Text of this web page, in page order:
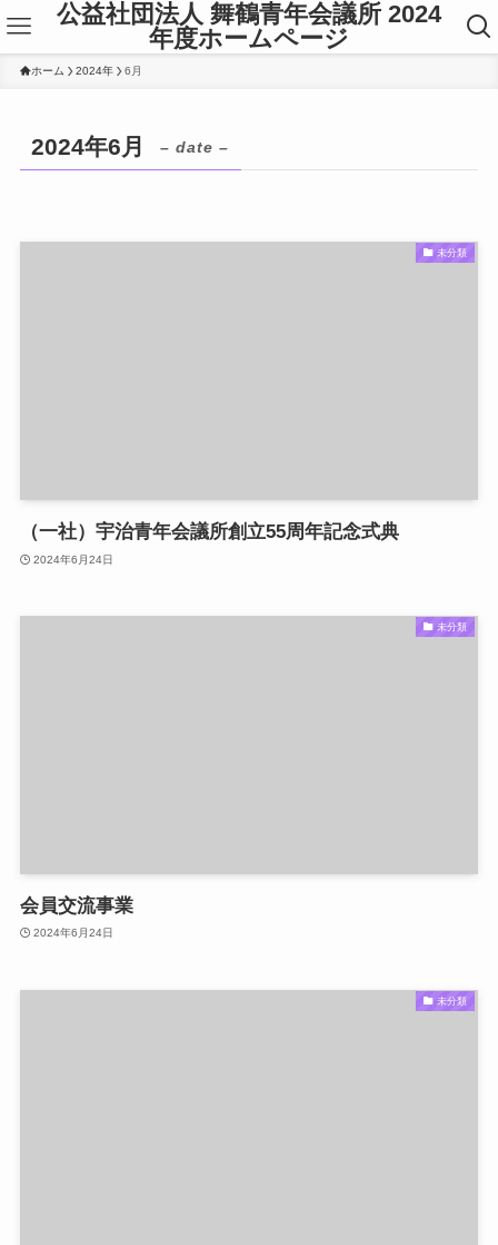
公益社団法人 舞鶴青年会議所 2024
年度ホームページ
ホーム 2024年 6月
2024年6月 – date –
未分類
（一社）宇治青年会議所創立55周年記念式典
2024年6月24日
未分類
会員交流事業
2024年6月24日
未分類